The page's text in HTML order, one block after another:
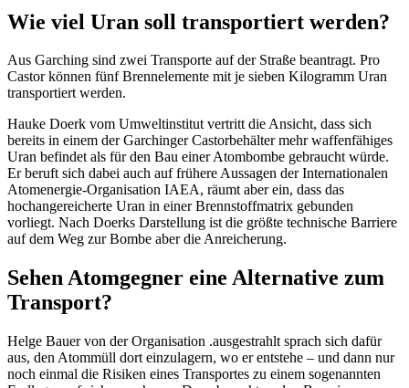
Wie viel Uran soll transportiert werden?
Aus Garching sind zwei Transporte auf der Straße beantragt. Pro
Castor können fünf Brennelemente mit je sieben Kilogramm Uran
transportiert werden.
Hauke Doerk vom Umweltinstitut vertritt die Ansicht, dass sich
bereits in einem der Garchinger Castorbehälter mehr waffenfähiges
Uran befindet als für den Bau einer Atombombe gebraucht würde.
Er beruft sich dabei auch auf frühere Aussagen der Internationalen
Atomenergie-Organisation IAEA, räumt aber ein, dass das
hochangereicherte Uran in einer Brennstoffmatrix gebunden
vorliegt. Nach Doerks Darstellung ist die größte technische Barriere
auf dem Weg zur Bombe aber die Anreicherung.
Sehen Atomgegner eine Alternative zum
Transport?
Helge Bauer von der Organisation .ausgestrahlt sprach sich dafür
aus, den Atommüll dort einzulagern, wo er entstehe – und dann nur
noch einmal die Risiken eines Transportes zu einem sogenannten